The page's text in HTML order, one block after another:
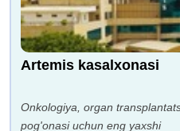
Artemis kasalxonasi
Onkologiya, organ
pog'onasi uchun eng yaxshi